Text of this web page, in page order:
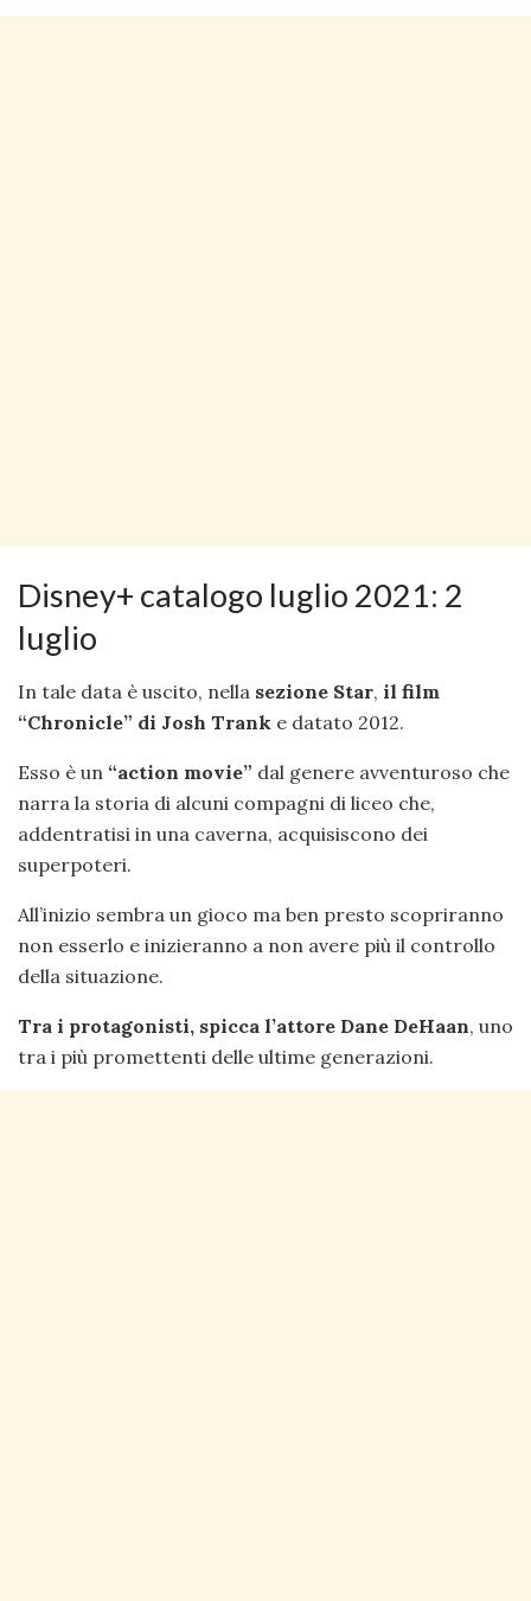
Disney+ catalogo luglio 2021: 2
luglio
In tale data è uscito, nella sezione Star, il film
“Chronicle” di Josh Trank e datato 2012.
Esso è un “action movie” dal genere avventuroso che
narra la storia di alcuni compagni di liceo che,
addentratisi in una caverna, acquisiscono dei
superpoteri.
All’inizio sembra un gioco ma ben presto scopriranno
non esserlo e inizieranno a non avere più il controllo
della situazione.
Tra i protagonisti, spicca l’attore Dane DeHaan, uno
tra i più promettenti delle ultime generazioni.